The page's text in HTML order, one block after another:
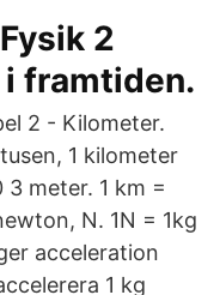
2
i framtiden.
2 - Kilometer.
1 kilometer
meter. 1 km =
N. 1N = 1kg
acceleration
1 kg